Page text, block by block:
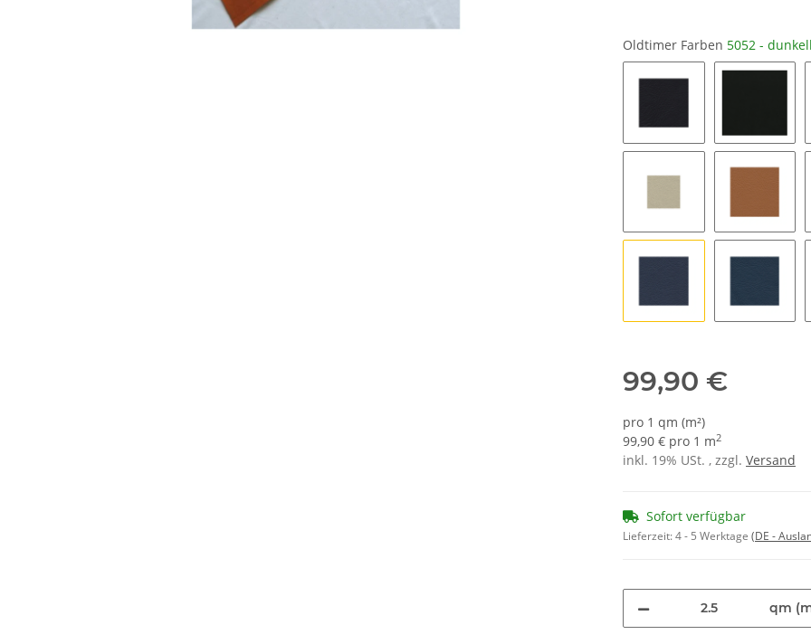
Oldtimer Farben 5052 -
0500 - schwarz
pergament hell3622 -
99,90 €
pro 1 qm (m²)
99,90 € pro 1 m2
inkl. 19% USt. , zzgl. Versand
Sofort verfügbar
Lieferzeit:4 - 5 Werktage (DE -
qm